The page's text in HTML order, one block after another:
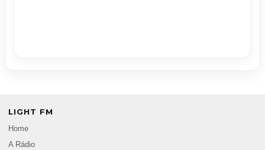
LIGHT FM
Home
A Rádio